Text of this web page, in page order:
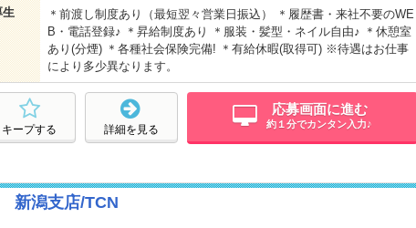
生
＊前渡し制度あり（最短翌々営業日振込） ＊履歴書・来社不要のWE
B・電話登録♪ ＊昇給制度あり ＊服装・髪型・ネイル自由♪ ＊休憩室
あり(分煙) ＊各種社会保険完備! ＊有給休暇(取得可) ※待遇はお仕事
により多少異なります。
応募画面に進む
約１分でカンタン入力♪
詳細を見る
キープする
新潟支店/TCN